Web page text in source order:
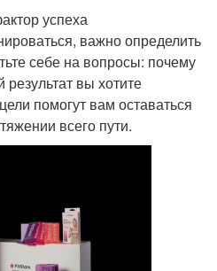
успеха
важно определить
себе на вопросы: почему
результат вы хотите
помогут вам оставаться
всего пути.